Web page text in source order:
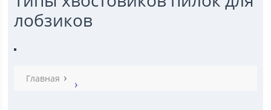
лобзиков
Главная